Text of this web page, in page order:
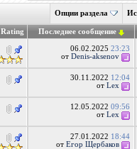
Опции раздела
Rating Последнее сообщение
06.02.202523:23
отDenis-aksenov
30.11.2022 12:04
отLex
12.05.202209:56
отLex
27.01.2022 18:44
отЕгор Щербаков